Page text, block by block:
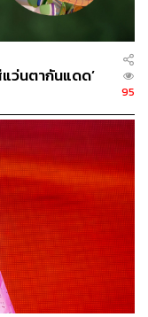
ว่นตากันแดด’
95